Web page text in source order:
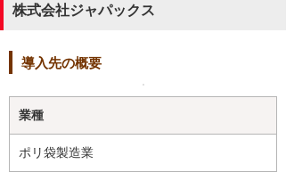
株式会社ジャパックス
導入先の概要
業種
ポリ袋製造業